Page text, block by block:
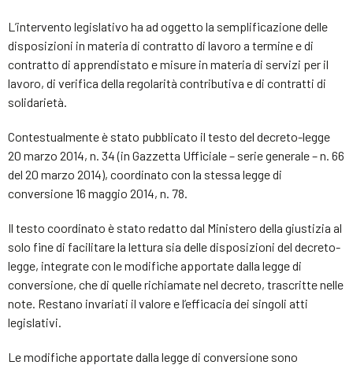
L’intervento legislativo ha ad oggetto la semplificazione delle
disposizioni in materia di contratto di lavoro a termine e di
contratto di apprendistato e misure in materia di servizi per il
lavoro, di verifica della regolarità contributiva e di contratti di
solidarietà.
Contestualmente è stato pubblicato il testo del decreto-legge
20 marzo 2014, n. 34 (in Gazzetta Ufficiale – serie generale – n. 66
del 20 marzo 2014), coordinato con la stessa legge di
conversione 16 maggio 2014, n. 78.
Il testo coordinato è stato redatto dal Ministero della giustizia al
solo fine di facilitare la lettura sia delle disposizioni del decreto-
legge, integrate con le modifiche apportate dalla legge di
conversione, che di quelle richiamate nel decreto, trascritte nelle
note. Restano invariati il valore e l’efficacia dei singoli atti
legislativi.
Le modifiche apportate dalla legge di conversione sono